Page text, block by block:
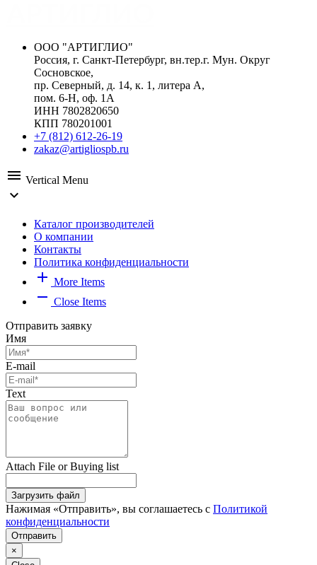
ООО "АРТИГЛИО"
Россия, г. Санкт-Петербург, вн.тер.г. Мун. Округ
Сосновское,
пр. Северный, д. 14, к. 1, литера А,
пом. 6-Н, оф. 1А
ИНН 7802820650
КПП 780201001
+7 (812) 612-26-19
zakaz@artigliospb.ru
menu Vertical Menu
expand_more
Каталог производителей
О компании
Контакты
Политика конфиденциальности
add More Items
remove Close Items
Отправить заявку
Имя
E-mail
Text
Attach File or Buying list
Загрузить файл
Нажимая «Отправить», вы соглашаетесь с Политикой
конфиденциальности
Отправить
×